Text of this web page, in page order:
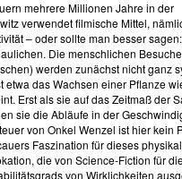
mehrere Millionen Jahre in der
verwendet filmische Mittel,
– oder sollte man besser
Die menschlichen
werden zunächst nicht ganz
etwa das Wachsen einer Pflanze
Erst als sie auf das Zeitmaß der
sie die Abläufe in der
von Onkel Wenzel ist hier kein
Faszination für dieses
die von Science-Fiction für
von Wirklichkeiten